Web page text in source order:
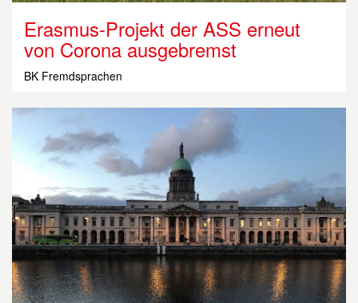
Erasmus-Projekt der ASS erneut
von Corona ausgebremst
BK Fremdsprachen